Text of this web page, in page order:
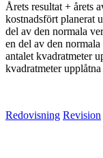
Årets resultat + årets
kostnadsfört planerat
del av den normala
en del av den
antalet kvadratmeter
kvadratmeter
Redovisning Revision